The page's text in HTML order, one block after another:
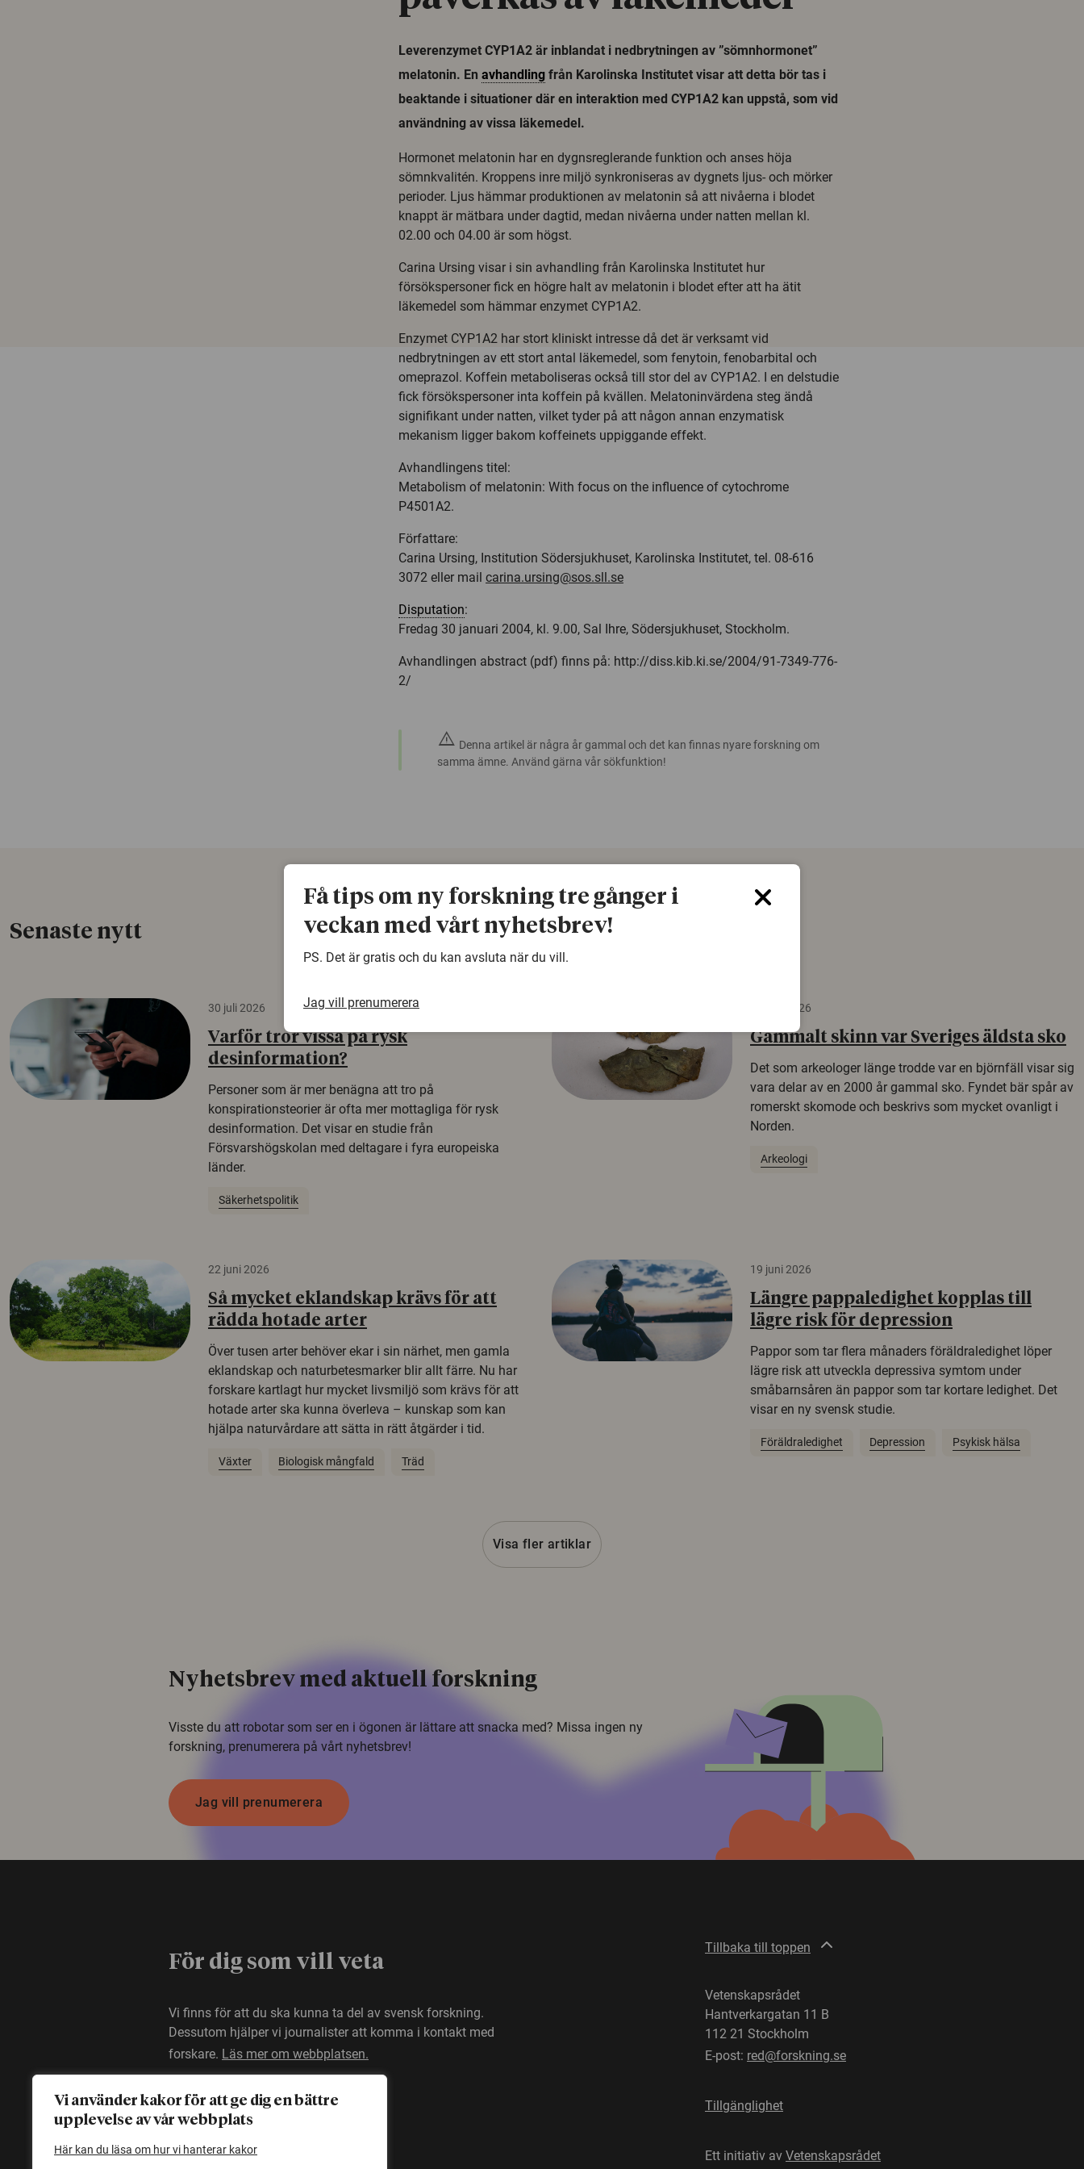
Vi använder kakor för att ge dig en bättre
upplevelse av vår webbplats
Här kan du läsa om hur vi hanterar kakor
Leverenzymet CYP1A2 är inblandat i nedbrytningen av ”sömnhormonet”
melatonin. En avhandling från Karolinska Institutet visar att detta bör tas i
beaktande i situationer där en interaktion med CYP1A2 kan uppstå, som vid
användning av vissa läkemedel.
Hormonet melatonin har en dygnsreglerande funktion och anses höja
sömnkvalitén. Kroppens inre miljö synkroniseras av dygnets ljus- och mörker
perioder. Ljus hämmar produktionen av melatonin så att nivåerna i blodet
knappt är mätbara under dagtid, medan nivåerna under natten mellan kl.
02.00 och 04.00 är som högst.
Carina Ursing visar i sin avhandling från Karolinska Institutet hur
försökspersoner fick en högre halt av melatonin i blodet efter att ha ätit
läkemedel som hämmar enzymet CYP1A2.
Enzymet CYP1A2 har stort kliniskt intresse då det är verksamt vid
nedbrytningen av ett stort antal läkemedel, som fenytoin, fenobarbital och
omeprazol. Koffein metaboliseras också till stor del av CYP1A2. I en delstudie
fick försökspersoner inta koffein på kvällen. Melatoninvärdena steg ändå
signifikant under natten, vilket tyder på att någon annan enzymatisk
mekanism ligger bakom koffeinets uppiggande effekt.
Avhandlingens titel:
Metabolism of melatonin: With focus on the influence of cytochrome
P4501A2.
Författare:
Carina Ursing, Institution Södersjukhuset, Karolinska Institutet, tel. 08-616
3072 eller mail carina.ursing@sos.sll.se
Disputation:
Fredag 30 januari 2004, kl. 9.00, Sal Ihre, Södersjukhuset, Stockholm.
Avhandlingen abstract (pdf) finns på: http://diss.kib.ki.se/2004/91-7349-776-
2/
warning Denna artikel är några år gammal och det kan finnas nyare forskning om
samma ämne. Använd gärna vår sökfunktion!
Senaste nytt
30 juli 2026
Varför tror vissa på rysk
desinformation?
Personer som är mer benägna att tro på
konspirationsteorier är ofta mer mottagliga för rysk
desinformation. Det visar en studie från
Försvarshögskolan med deltagare i fyra europeiska
länder.
Säkerhetspolitik
22 juni 2026
Gammalt skinn var Sveriges äldsta sko
Det som arkeologer länge trodde var en björnfäll visar sig
vara delar av en 2000 år gammal sko. Fyndet bär spår av
romerskt skomode och beskrivs som mycket ovanligt i
Norden.
Arkeologi
22 juni 2026
Så mycket eklandskap krävs för att
rädda hotade arter
Över tusen arter behöver ekar i sin närhet, men gamla
eklandskap och naturbetesmarker blir allt färre. Nu har
forskare kartlagt hur mycket livsmiljö som krävs för att
hotade arter ska kunna överleva – kunskap som kan
hjälpa naturvårdare att sätta in rätt åtgärder i tid.
Växter Biologisk mångfald Träd
19 juni 2026
Längre pappaledighet kopplas till
lägre risk för depression
Pappor som tar flera månaders föräldraledighet löper
lägre risk att utveckla depressiva symtom under
småbarnsåren än pappor som tar kortare ledighet. Det
visar en ny svensk studie.
Föräldraledighet Depression Psykisk hälsa
Visa fler artiklar
Nyhetsbrev med aktuell forskning
Visste du att robotar som ser en i ögonen är lättare att snacka med? Missa ingen ny
forskning, prenumerera på vårt nyhetsbrev!
Jag vill prenumerera
För dig som vill veta
Vi finns för att du ska kunna ta del av svensk forskning.
Dessutom hjälper vi journalister att komma i kontakt med
forskare. Läs mer om webbplatsen.
Tillbaka till toppen
Vetenskapsrådet
Hantverkargatan 11 B
112 21 Stockholm
E-post: red@forskning.se
Tillgänglighet
Ett initiativ av Vetenskapsrådet
Få tips om ny forskning tre gånger i
veckan med vårt nyhetsbrev!
PS. Det är gratis och du kan avsluta när du vill.
Jag vill prenumerera